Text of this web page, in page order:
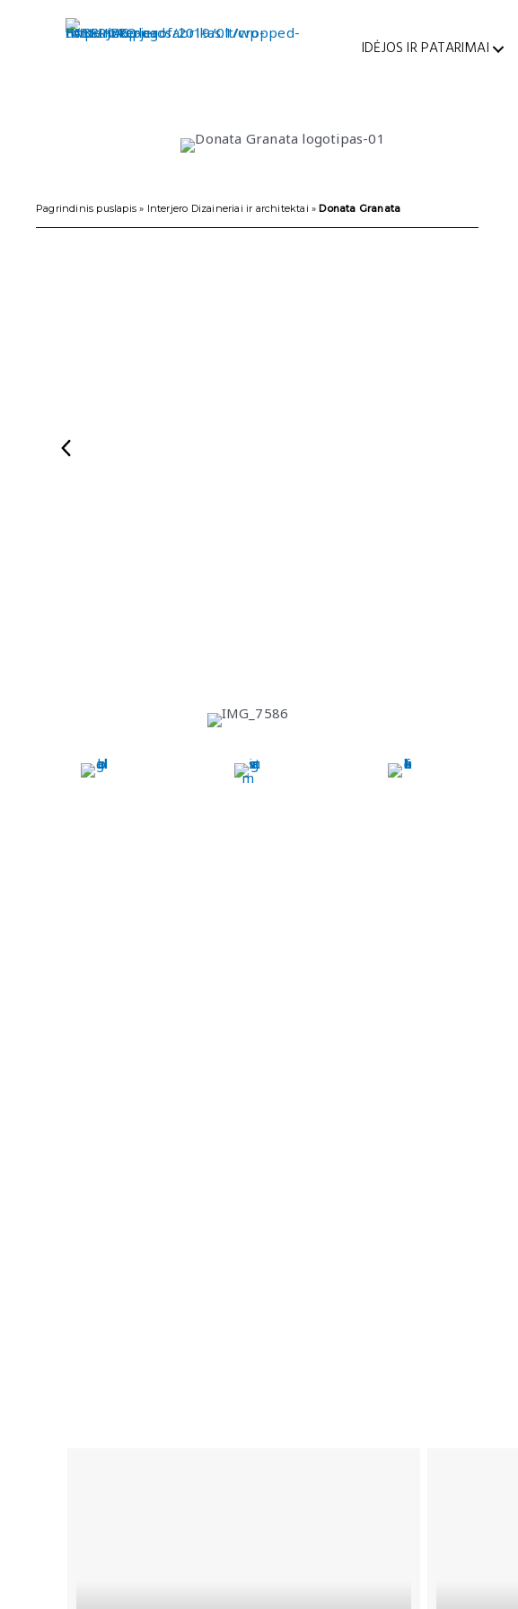
IDĖJOS IR PATARIMAI
Pagrindinis puslapis » Interjero Dizaineriai ir architektai » Donata Granata